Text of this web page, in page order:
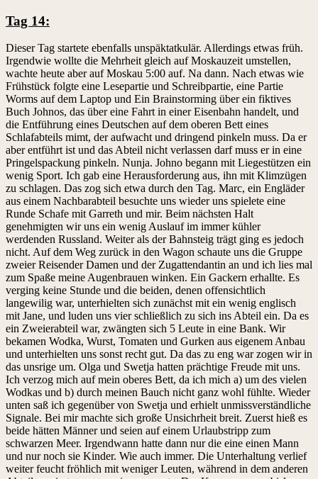
Tag 14:
Dieser Tag startete ebenfalls unspäktatkulär. Allerdings etwas früh.
Irgendwie wollte die Mehrheit gleich auf Moskauzeit umstellen,
wachte heute aber auf Moskau 5:00 auf. Na dann. Nach etwas wie
Frühstück folgte eine Lesepartie und Schreibpartie, eine Partie
Worms auf dem Laptop und Ein Brainstorming über ein fiktives
Buch Johnos, das über eine Fahrt in einer Eisenbahn handelt, und
die Entführung eines Deutschen auf dem oberen Bett eines
Schlafabteils mimt, der aufwacht und dringend pinkeln muss. Da er
aber entführt ist und das Abteil nicht verlassen darf muss er in eine
Pringelspackung pinkeln. Nunja. Johno begann mit Liegestützen ein
wenig Sport. Ich gab eine Herausforderung aus, ihn mit Klimzügen
zu schlagen. Das zog sich etwa durch den Tag. Marc, ein Engläder
aus einem Nachbarabteil besuchte uns wieder uns spielete eine
Runde Schafe mit Garreth und mir. Beim nächsten Halt
genehmigten wir uns ein wenig Auslauf im immer kühler
werdenden Russland. Weiter als der Bahnsteig trägt ging es jedoch
nicht. Auf dem Weg zurück in den Wagon schaute uns die Gruppe
zweier Reisender Damen und der Zugattendantin an und ich lies mal
zum Spaße meine Augenbrauen winken. Ein Gackern erhallte. Es
verging keine Stunde und die beiden, denen offensichtlich
langewilig war, unterhielten sich zunächst mit ein wenig englisch
mit Jane, und luden uns vier schließlich zu sich ins Abteil ein. Da es
ein Zweierabteil war, zwängten sich 5 Leute in eine Bank. Wir
bekamen Wodka, Wurst, Tomaten und Gurken aus eigenem Anbau
und unterhielten uns sonst recht gut. Da das zu eng war zogen wir in
das unsrige um. Olga und Swetja hatten prächtige Freude mit uns.
Ich verzog mich auf mein oberes Bett, da ich mich a) um des vielen
Wodkas und b) durch meinen Bauch nicht ganz wohl fühlte. Wieder
unten saß ich gegenüber von Swetja und erhielt unmissverständliche
Signale. Bei mir machte sich große Unsichrheit breit. Zuerst hieß es
beide hätten Männer und seien auf einem Urlaubstripp zum
schwarzen Meer. Irgendwann hatte dann nur die eine einen Mann
und nur noch sie Kinder. Wie auch immer. Die Unterhaltung verlief
weiter feucht fröhlich mit weniger Leuten, während in dem anderen